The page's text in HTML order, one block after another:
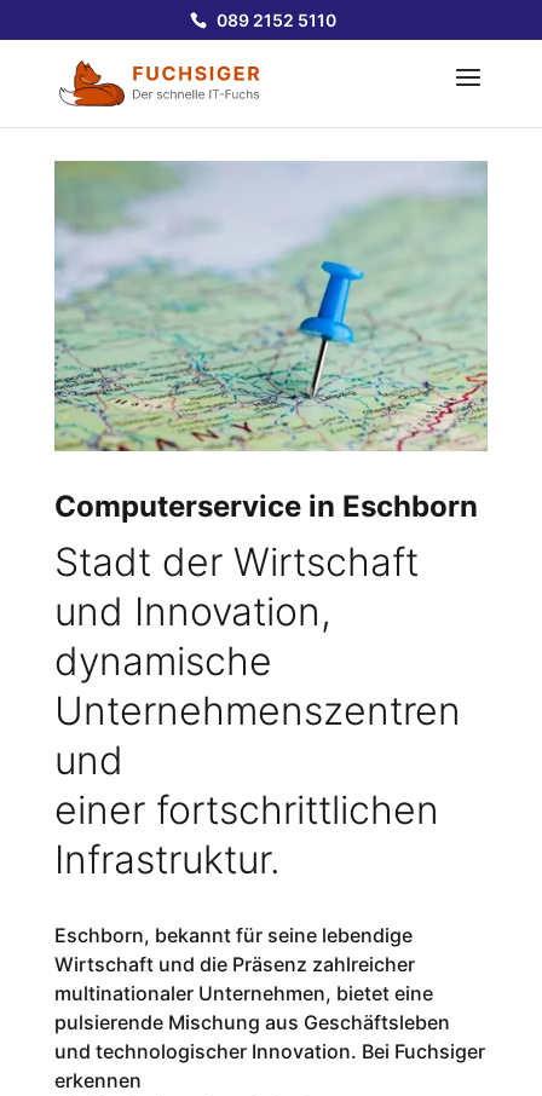
089 2152 5110
Computerservice in Eschborn
Stadt der Wirtschaft
und Innovation,
dynamische
Unternehmenszentren
und
einer fortschrittlichen
Infrastruktur.
Eschborn, bekannt für seine lebendige
Wirtschaft und die Präsenz zahlreicher
multinationaler Unternehmen, bietet eine
pulsierende Mischung aus Geschäftsleben
und technologischer Innovation. Bei Fuchsiger
erkennen